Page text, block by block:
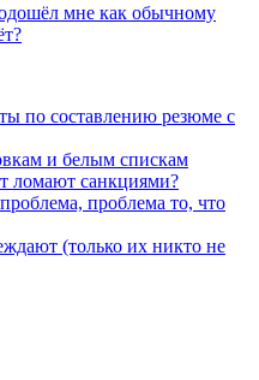
мне как обычному
по составлению резюме с
и белым спискам
ломают санкциями?
проблема то, что
(только их никто не